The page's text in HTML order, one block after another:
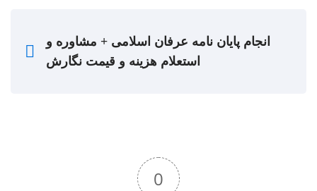
انجام پایان نامه عرفان اسلامی + مشاوره و
استعلام هزینه و قیمت نگارش
0